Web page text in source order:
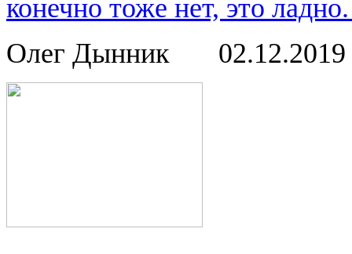
конечно тоже нет, это
Олег Дынник
02.12.2019